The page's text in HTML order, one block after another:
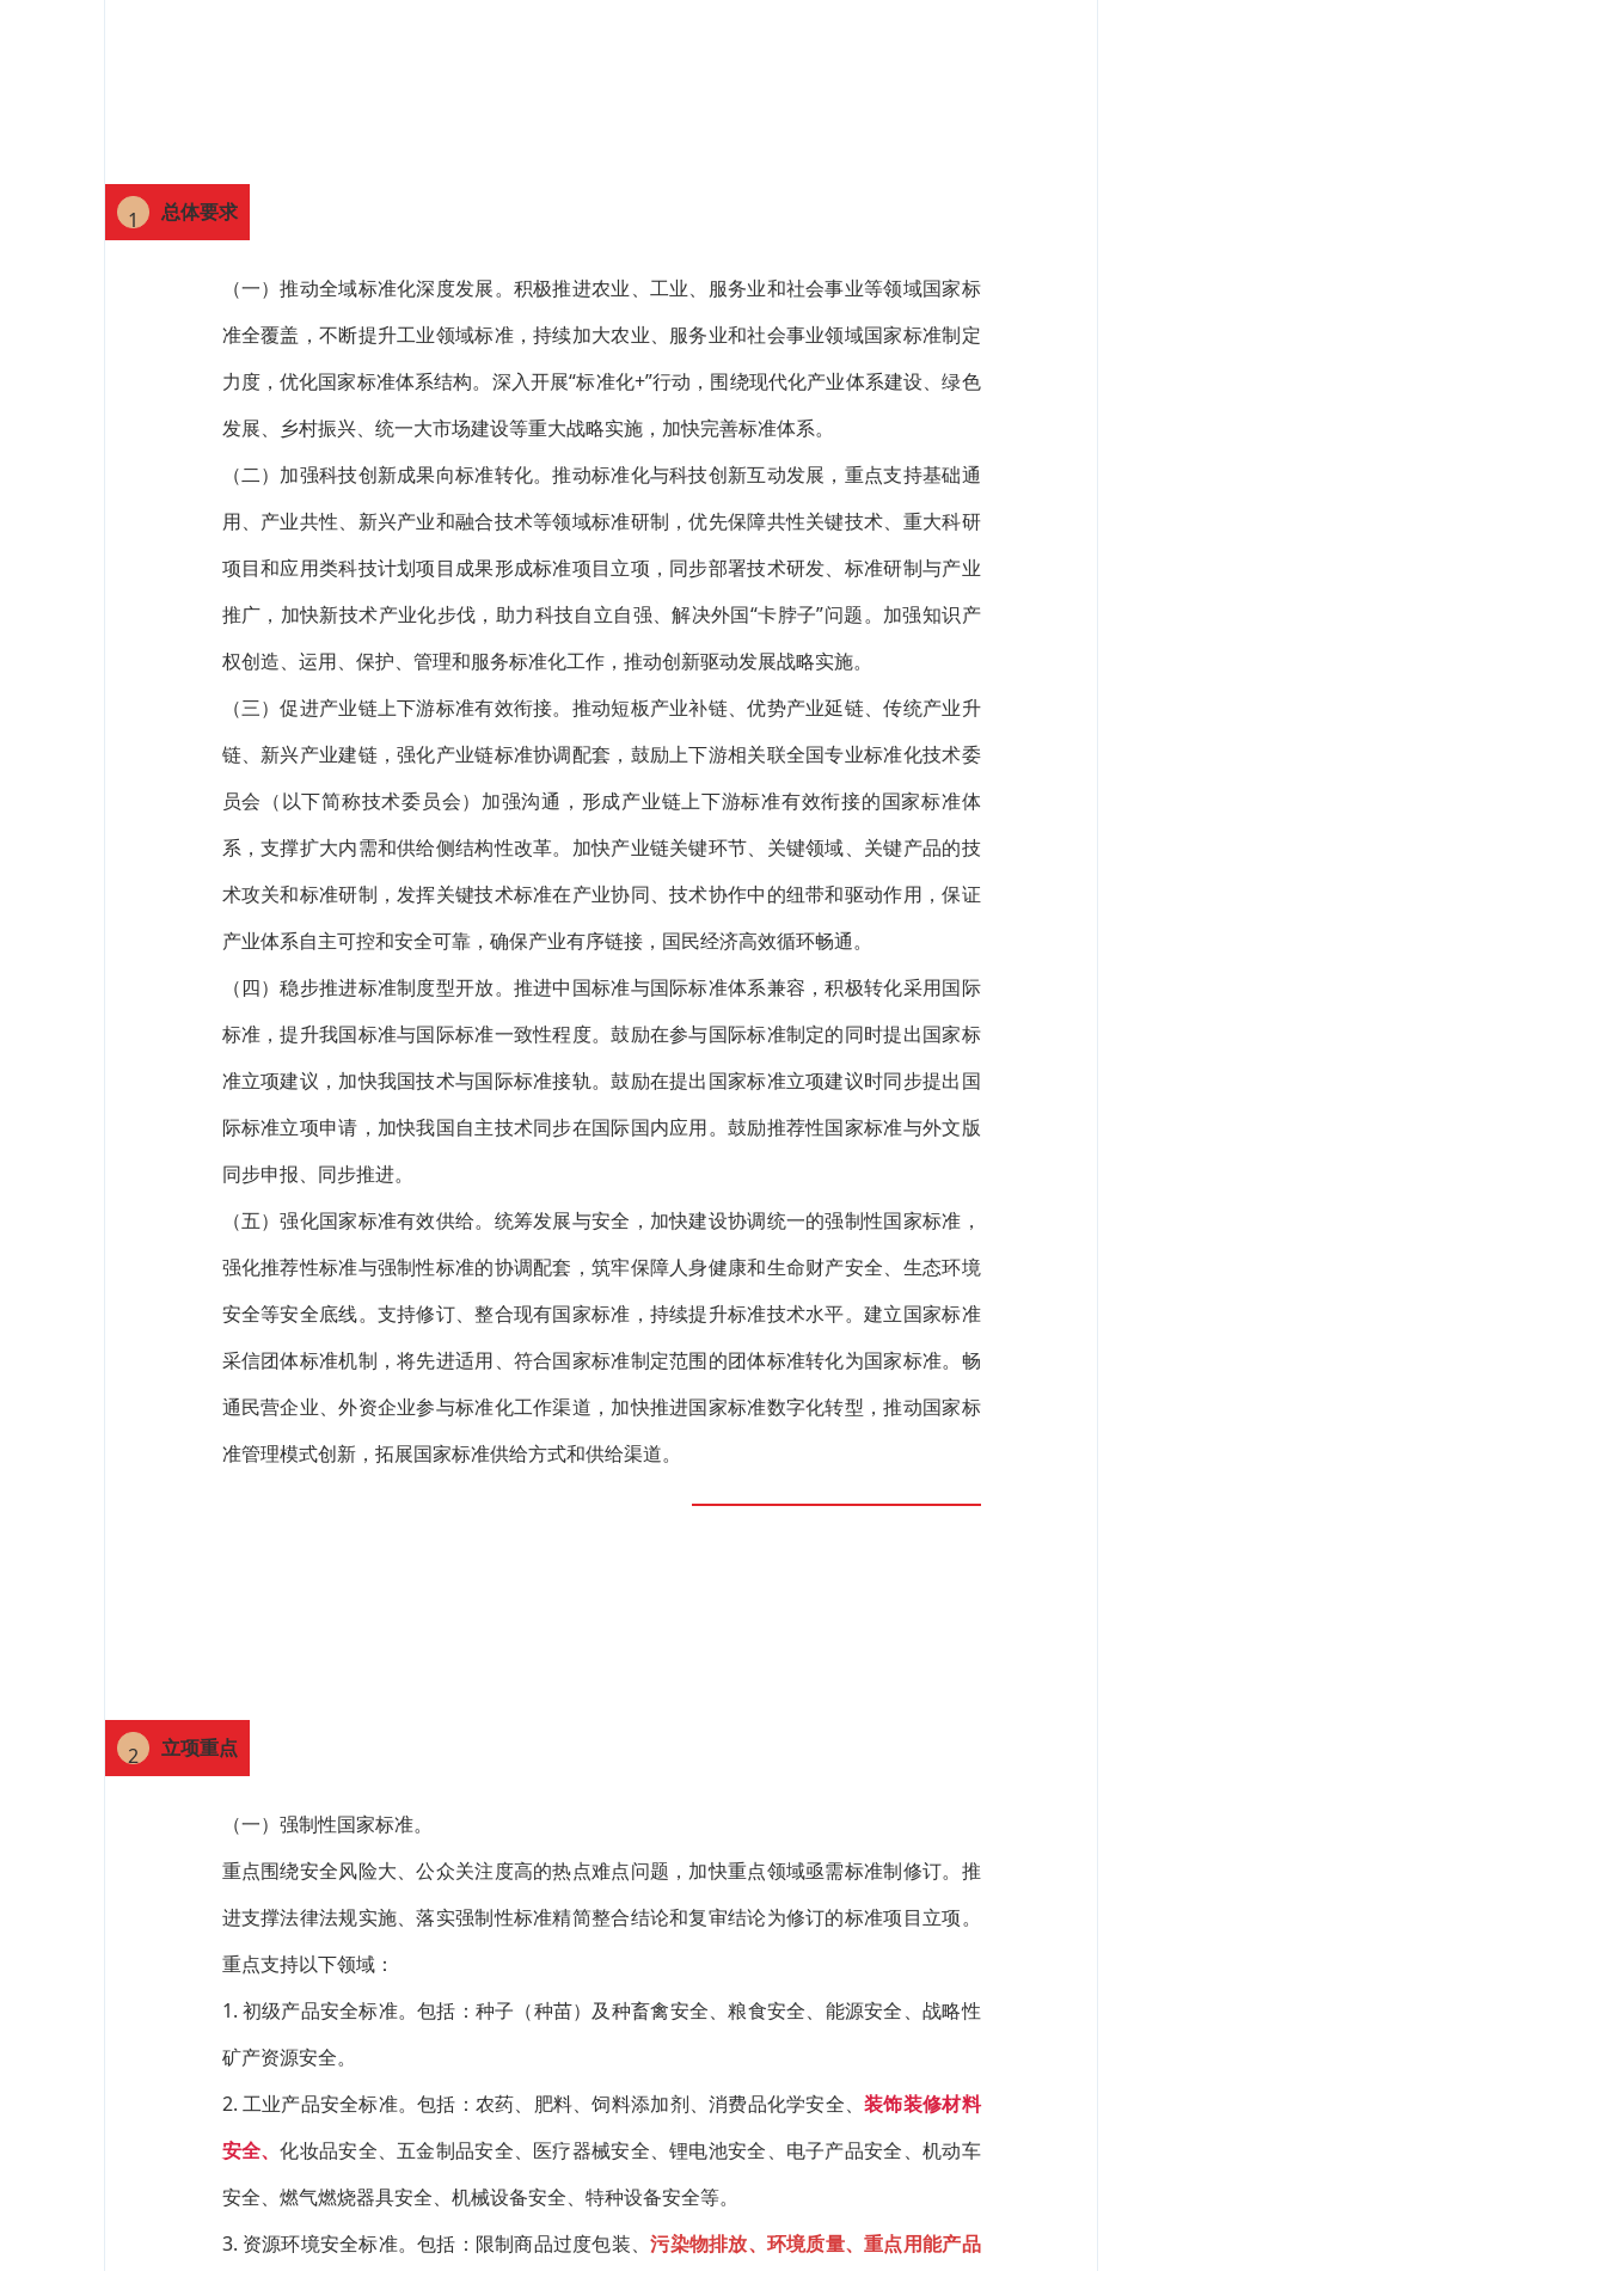
1 总体要求
（一）推动全域标准化深度发展。积极推进农业、工业、服务业和社会事业等领域国家标
准全覆盖，不断提升工业领域标准，持续加大农业、服务业和社会事业领域国家标准制定
力度，优化国家标准体系结构。深入开展“标准化+”行动，围绕现代化产业体系建设、绿色
发展、乡村振兴、统一大市场建设等重大战略实施，加快完善标准体系。
（二）加强科技创新成果向标准转化。推动标准化与科技创新互动发展，重点支持基础通
用、产业共性、新兴产业和融合技术等领域标准研制，优先保障共性关键技术、重大科研
项目和应用类科技计划项目成果形成标准项目立项，同步部署技术研发、标准研制与产业
推广，加快新技术产业化步伐，助力科技自立自强、解决外国“卡脖子”问题。加强知识产
权创造、运用、保护、管理和服务标准化工作，推动创新驱动发展战略实施。
（三）促进产业链上下游标准有效衔接。推动短板产业补链、优势产业延链、传统产业升
链、新兴产业建链，强化产业链标准协调配套，鼓励上下游相关联全国专业标准化技术委
员会（以下简称技术委员会）加强沟通，形成产业链上下游标准有效衔接的国家标准体
系，支撑扩大内需和供给侧结构性改革。加快产业链关键环节、关键领域、关键产品的技
术攻关和标准研制，发挥关键技术标准在产业协同、技术协作中的纽带和驱动作用，保证
产业体系自主可控和安全可靠，确保产业有序链接，国民经济高效循环畅通。
（四）稳步推进标准制度型开放。推进中国标准与国际标准体系兼容，积极转化采用国际
标准，提升我国标准与国际标准一致性程度。鼓励在参与国际标准制定的同时提出国家标
准立项建议，加快我国技术与国际标准接轨。鼓励在提出国家标准立项建议时同步提出国
际标准立项申请，加快我国自主技术同步在国际国内应用。鼓励推荐性国家标准与外文版
同步申报、同步推进。
（五）强化国家标准有效供给。统筹发展与安全，加快建设协调统一的强制性国家标准，
强化推荐性标准与强制性标准的协调配套，筑牢保障人身健康和生命财产安全、生态环境
安全等安全底线。支持修订、整合现有国家标准，持续提升标准技术水平。建立国家标准
采信团体标准机制，将先进适用、符合国家标准制定范围的团体标准转化为国家标准。畅
通民营企业、外资企业参与标准化工作渠道，加快推进国家标准数字化转型，推动国家标
准管理模式创新，拓展国家标准供给方式和供给渠道。
2 立项重点
（一）强制性国家标准。
重点围绕安全风险大、公众关注度高的热点难点问题，加快重点领域亟需标准制修订。推
进支撑法律法规实施、落实强制性标准精简整合结论和复审结论为修订的标准项目立项。
重点支持以下领域：
1. 初级产品安全标准。包括：种子（种苗）及种畜禽安全、粮食安全、能源安全、战略性
矿产资源安全。
2. 工业产品安全标准。包括：农药、肥料、饲料添加剂、消费品化学安全、装饰装修材料
安全、化妆品安全、五金制品安全、医疗器械安全、锂电池安全、电子产品安全、机动车
安全、燃气燃烧器具安全、机械设备安全、特种设备安全等。
3. 资源环境安全标准。包括：限制商品过度包装、污染物排放、环境质量、重点用能产品